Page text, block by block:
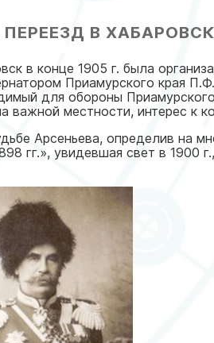
В ХАБАРОВСК
в конце 1905 г. была
Приамурского края
для обороны
местности, интерес к
Арсеньева, определив на
гг.», увидевшая свет в 1900